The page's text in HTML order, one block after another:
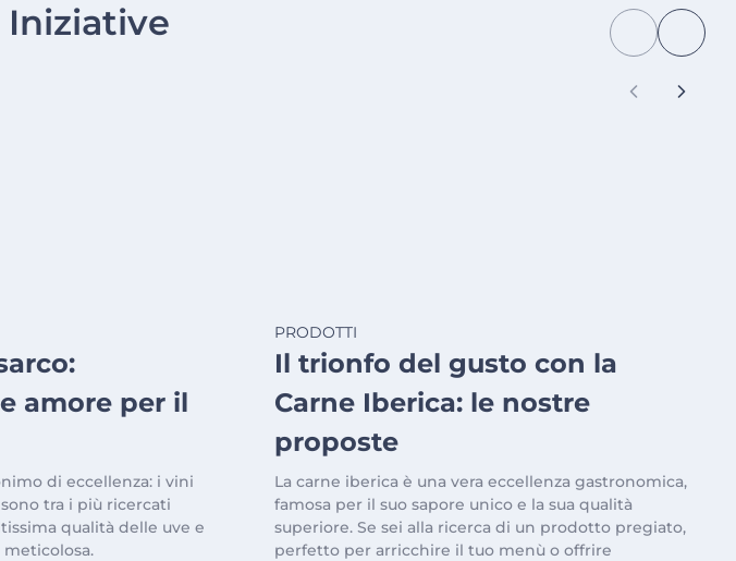
amore per il
di eccellenza: i vini
tra i più ricercati
qualità delle uve e
meticolosa.
PRODOTTI
Il trionfo del gusto con la
Carne Iberica: le nostre
proposte
La carne iberica è una vera eccellenza gastronomica,
famosa per il suo sapore unico e la sua qualità
superiore. Se sei alla ricerca di un prodotto pregiato,
perfetto per arricchire il tuo menù o offrire